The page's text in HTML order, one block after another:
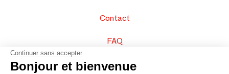
Contact
FAQ
Vendez vos produits
Continuer sans accepter
Bonjour et bienvenue